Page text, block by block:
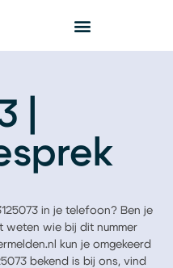
|
in je telefoon? Ben je
weten wie bij dit nummer
kun je omgekeerd
bekend is bij ons, vind